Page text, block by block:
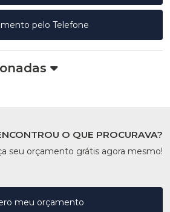
pelo Telefone
O QUE PROCURAVA?
seu orçamento grátis agora mesmo!
meu orçamento